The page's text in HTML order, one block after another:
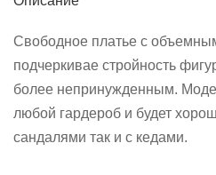
Свободное платье с
подчеркивае стройность
более непринужденным.
любой гардероб и будет
сандалями так и с кедами.